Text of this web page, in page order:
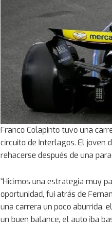
Franco Colapinto tuvo una
circuito de Interlagos. El joven
rehacerse después de una
“Hicimos una estrategia muy
oportunidad, fui atrás de
una carrera un poco aburrida,
un buen balance, el auto iba